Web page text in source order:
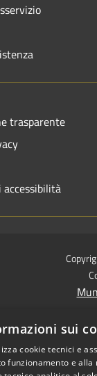
trasparente
accessibilità
sui
cookie tecnici e
funzionamento e alla